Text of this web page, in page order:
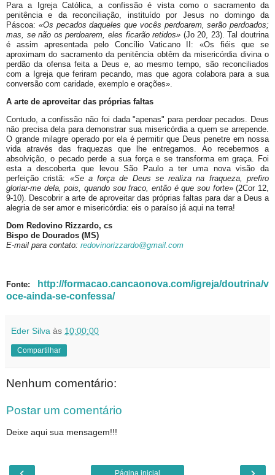
Para a Igreja Católica, a confissão é vista como o sacramento da
penitência e da reconciliação, instituído por Jesus no domingo da
Páscoa: «Os pecados daqueles que vocês perdoarem, serão perdoados;
mas, se não os perdoarem, eles ficarão retidos» (Jo 20, 23). Tal doutrina
é assim apresentada pelo Concílio Vaticano II: «Os fiéis que se
aproximam do sacramento da penitência obtêm da misericórdia divina o
perdão da ofensa feita a Deus e, ao mesmo tempo, são reconciliados
com a Igreja que feriram pecando, mas que agora colabora para a sua
conversão com caridade, exemplo e orações».
A arte de aproveitar das próprias faltas
Contudo, a confissão não foi dada "apenas" para perdoar pecados. Deus
não precisa dela para demonstrar sua misericórdia a quem se arrepende.
O grande milagre operado por ela é permitir que Deus penetre em nossa
vida através das fraquezas que lhe entregamos. Ao recebermos a
absolvição, o pecado perde a sua força e se transforma em graça. Foi
esta a descoberta que levou São Paulo a ter uma nova visão da
perfeição cristã: «Se a força de Deus se realiza na fraqueza, prefiro
gloriar-me dela, pois, quando sou fraco, então é que sou forte»(2Cor 12,
9-10). Descobrir a arte de aproveitar das próprias faltas para dar a Deus a
alegria de ser amor e misericórdia: eis o paraíso já aqui na terra!
Dom Redovino Rizzardo, cs
Bispo de Dourados (MS)
E-mail para contato: redovinorizzardo@gmail.com
Fonte:
http://formacao.cancaonova.com/igreja/doutrina/v
oce-ainda-se-confessa/
Eder Silva às 10:00:00
Compartilhar
Nenhum comentário:
Postar um comentário
Deixe aqui sua mensagem!!!